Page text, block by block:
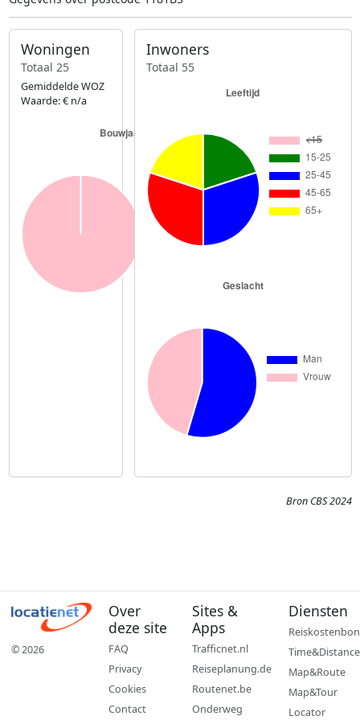
Woningen
Totaal 25
Gemiddelde WOZ
Waarde: € n/a
Inwoners
Totaal 55
Bron CBS 2024
© 2026
Over
deze site
FAQ
Privacy
Cookies
Contact
Sites &
Apps
Trafficnet.nl
Reiseplanung.de
Routenet.be
Onderweg
Diensten
Reiskostenbon
Time&Distance
Map&Route
Map&Tour
Locator